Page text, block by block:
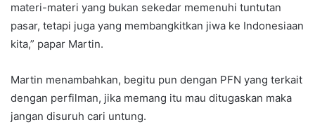
materi-materi yang bukan sekedar memenuhi tuntutan
pasar, tetapi juga yang membangkitkan jiwa ke Indonesiaan
kita,” papar Martin.
Martin menambahkan, begitu pun dengan PFN yang terkait
dengan perfilman, jika memang itu mau ditugaskan maka
jangan disuruh cari untung.